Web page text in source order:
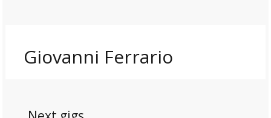
Giovanni Ferrario